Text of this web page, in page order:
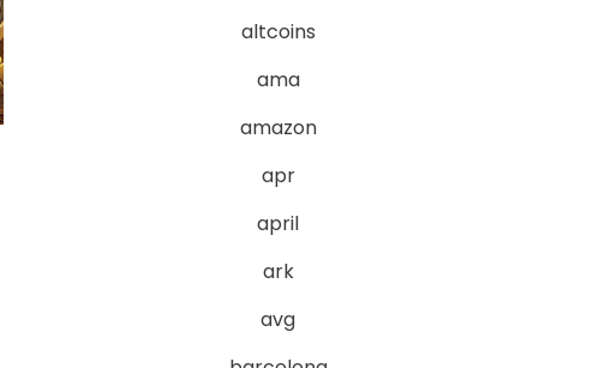
altcoins
ama
amazon
apr
april
ark
avg